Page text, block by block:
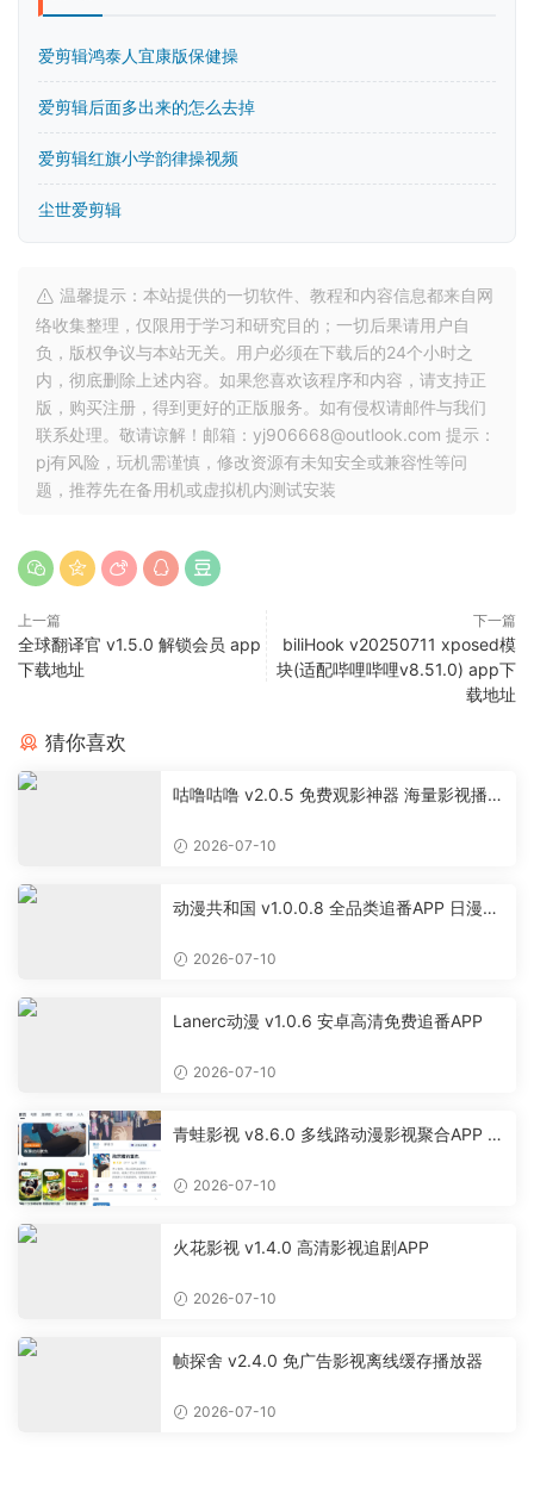
爱剪辑鸿泰人宜康版保健操
爱剪辑后面多出来的怎么去掉
爱剪辑红旗小学韵律操视频
尘世爱剪辑
温馨提示：本站提供的一切软件、教程和内容信息都来自网
络收集整理，仅限用于学习和研究目的；一切后果请用户自
负，版权争议与本站无关。用户必须在下载后的24个小时之
内，彻底删除上述内容。如果您喜欢该程序和内容，请支持正
版，购买注册，得到更好的正版服务。如有侵权请邮件与我们
联系处理。敬请谅解！邮箱：yj906668@outlook.com 提示：
pj有风险，玩机需谨慎，修改资源有未知安全或兼容性等问
题，推荐先在备用机或虚拟机内测试安装
上一篇
全球翻译官 v1.5.0 解锁会员 app
下载地址
下一篇
biliHook v20250711 xposed模
块(适配哔哩哔哩v8.51.0) app下
载地址
猜你喜欢
咕噜咕噜 v2.0.5 免费观影神器 海量影视播放
2026-07-10
动漫共和国 v1.0.0.8 全品类追番APP 日漫国
2026-07-10
Lanerc动漫 v1.0.6 安卓高清免费追番APP
2026-07-10
青蛙影视 v8.6.0 多线路动漫影视聚合APP 免
2026-07-10
火花影视 v1.4.0 高清影视追剧APP
2026-07-10
帧探舍 v2.4.0 免广告影视离线缓存播放器
2026-07-10